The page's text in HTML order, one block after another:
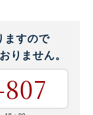
ますので
りません。